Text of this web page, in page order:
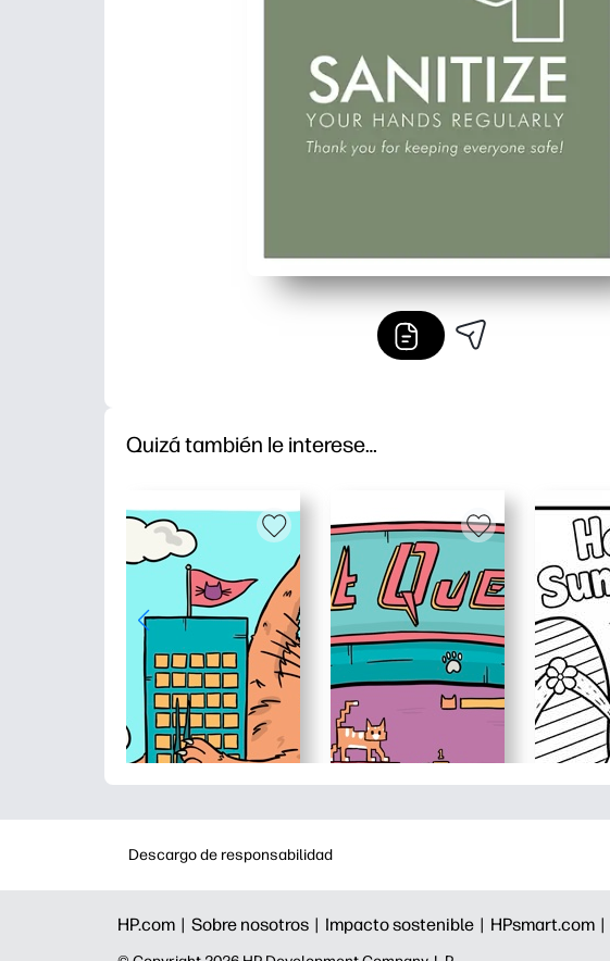
Quizá también le interese…
Descargo de responsabilidad
HP.com | Sobre nosotros | Impacto sostenible | HPsmart.com |